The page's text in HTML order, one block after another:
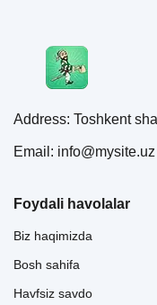
Address: Toshkent
Email: info@mysite.uz
Foydali havolalar
Biz haqimizda
Bosh sahifa
Havfsiz savdo